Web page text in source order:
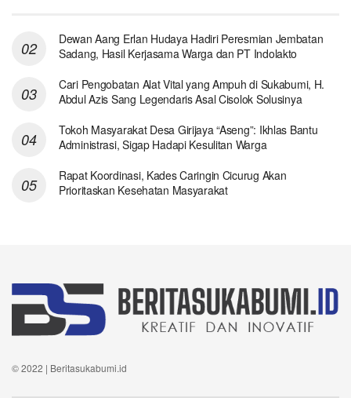
Dewan Aang Erlan Hudaya Hadiri Peresmian Jembatan
Sadang, Hasil Kerjasama Warga dan PT Indolakto
Cari Pengobatan Alat Vital yang Ampuh di Sukabumi, H.
Abdul Azis Sang Legendaris Asal Cisolok Solusinya
Tokoh Masyarakat Desa Girijaya “Aseng”: Ikhlas Bantu
Administrasi, Sigap Hadapi Kesulitan Warga
Rapat Koordinasi, Kades Caringin Cicurug Akan
Prioritaskan Kesehatan Masyarakat
© 2022 | Beritasukabumi.id